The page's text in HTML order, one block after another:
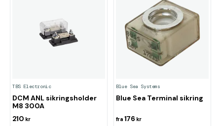
TBS Electronic
DCM ANL sikringsholder
M8 300A
210 kr
Blue Sea Systems
Blue Sea Terminal sikring
fra 176 kr